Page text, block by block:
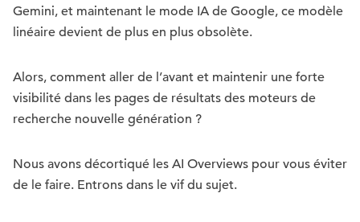
Gemini, et maintenant le mode IA de Google, ce modèle
linéaire devient de plus en plus obsolète.
Alors, comment aller de l’avant et maintenir une forte
visibilité dans les pages de résultats des moteurs de
recherche nouvelle génération ?
Nous avons décortiqué les AI Overviews pour vous éviter
de le faire. Entrons dans le vif du sujet.